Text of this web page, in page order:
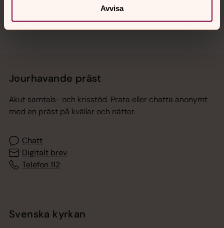
Avvisa
Jourhavande präst
Akut samtals- och krisstöd. Prata eller chatta anonymt
med en präst på kvällar och nätter.
Chatt
Digitalt brev
Telefon 112
Svenska kyrkan